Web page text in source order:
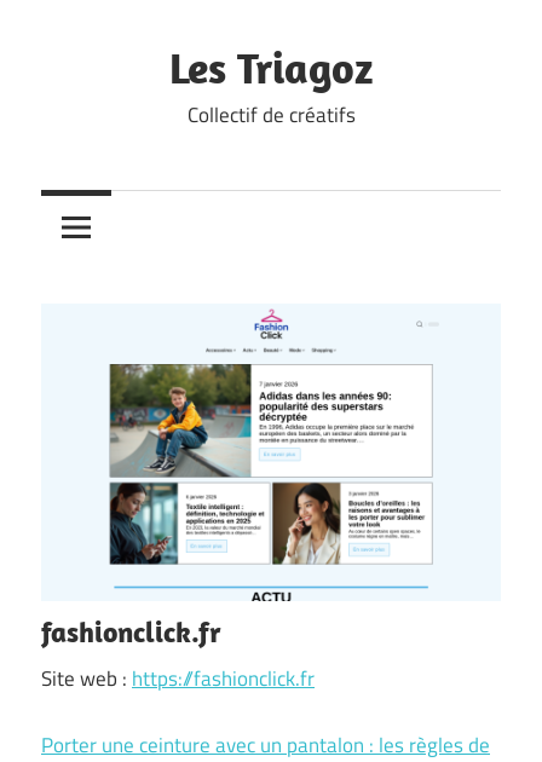
Les Triagoz
Collectif de créatifs
fashionclick.fr
Site web : https://fashionclick.fr
Porter une ceinture avec un pantalon : les règles de